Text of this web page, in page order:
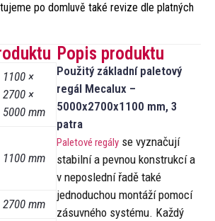
po domluvě také revize dle platných
1100 ×
2700 ×
5000 mm
1100 mm
2700 mm
Popis produktu
Použitý základní paletový
regál Mecalux –
5000x2700x1100 mm, 3
patra
Paletové regály se vyznačují
stabilní a pevnou konstrukcí a
v neposlední řadě také
jednoduchou montáží pomocí
zásuvného systému. Každý